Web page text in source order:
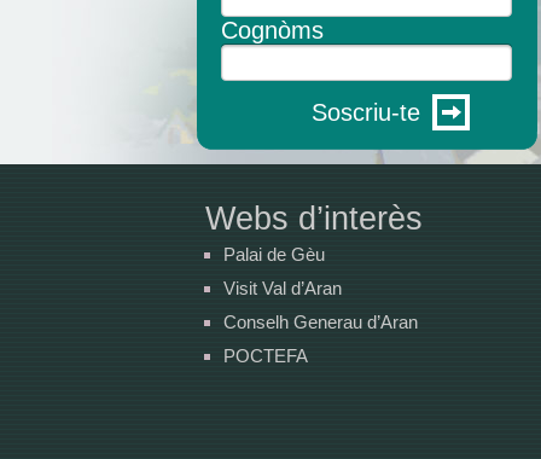
Cognòms
Soscriu-te
Webs d’interès
Palai de Gèu
Visit Val d’Aran
Conselh Generau d’Aran
POCTEFA